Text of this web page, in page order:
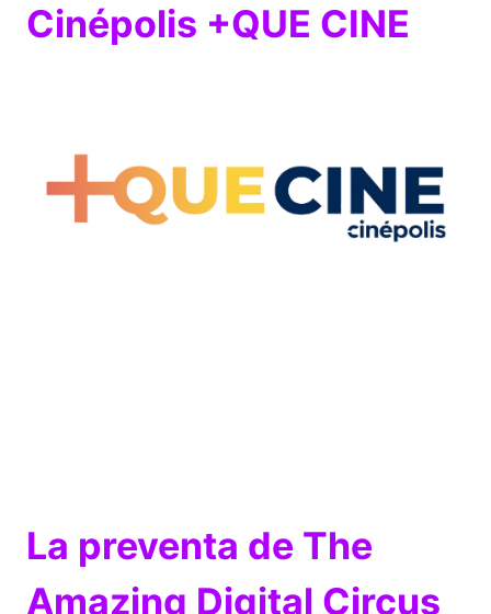
Cinépolis +QUE CINE
La preventa de The
Amazing Digital Circus